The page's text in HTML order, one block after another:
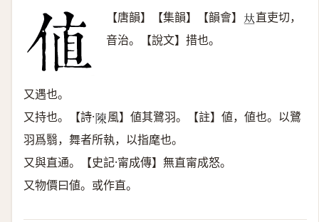
【唐韻】【集韻】【韻會】 𠀤直吏切，
音治。【說文】措也。
又遇也。
又持也。【詩·𨻰 風】値其鷺羽。【註】値，値也。以鷺
羽爲翳，舞者所執，以指麾也。
又與直通。【史記·甯成傳】無直甯成怒。
又物價曰値。或作直。